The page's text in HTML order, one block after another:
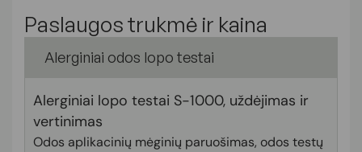
Paslaugos trukmė ir kaina
Alerginiai odos lopo testai
Alerginiai lopo testai S-1000, uždėjimas ir
vertinimas
Odos aplikacinių mėginių paruošimas, odos testų